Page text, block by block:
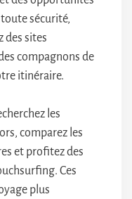
sécurité,
des sites
compagnons de
itinéraire.
les
comparez les
et profitez des
Ces
plus